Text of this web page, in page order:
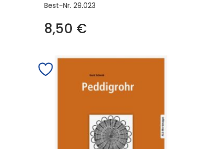
Best-Nr. 29.023
8,50 €